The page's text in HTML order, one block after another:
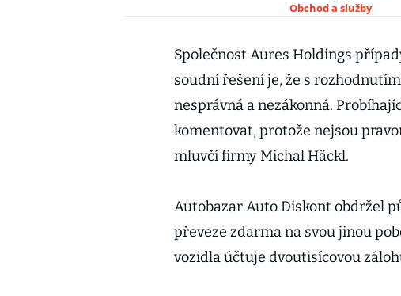
Obchod a služby
Společnost Aures Holdings
soudní řešení je, že s
nesprávná a nezákonná.
komentovat, protože nejsou
mluvčí firmy Michal Häckl.
Autobazar Auto Diskont obdržel
převeze zdarma na svou jinou
vozidla účtuje dvoutisícovou